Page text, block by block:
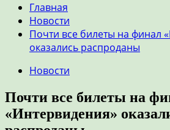
Главная
Новости
Почти все билеты на финал
оказались распроданы
Новости
Почти все билеты на
«Интервидения»